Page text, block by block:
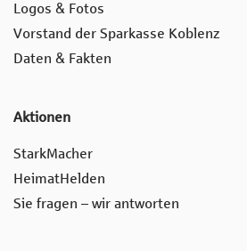
Logos & Fotos
Vorstand der Sparkasse Koblenz
Daten & Fakten
Aktionen
StarkMacher
HeimatHelden
Sie fragen – wir antworten